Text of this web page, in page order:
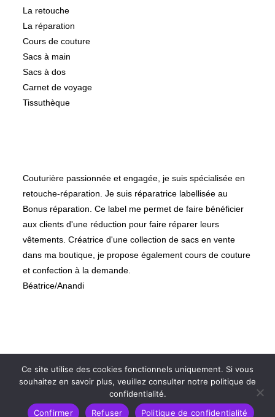
La retouche
La réparation
Cours de couture
Sacs à main
Sacs à dos
Carnet de voyage
Tissuthèque
Couturière passionnée et engagée, je suis spécialisée en
retouche-réparation. Je suis réparatrice labellisée au
Bonus réparation. Ce label me permet de faire bénéficier
aux clients d'une réduction pour faire réparer leurs
vêtements. Créatrice d'une collection de sacs en vente
dans ma boutique, je propose également cours de couture
et confection à la demande.
Béatrice/Anandi
Ce site utilise des cookies fonctionnels uniquement. Si vous
souhaitez en savoir plus, veuillez consulter notre politique de
confidentialité.
Confirmer
Refuser Politique de confidentialité